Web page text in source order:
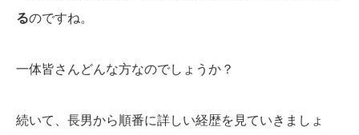
るのですね。
一体皆さんどんな方なのでしょうか？
続いて、長男から順番に詳しい経歴を見ていきましょ